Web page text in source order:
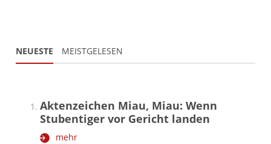
NEUESTE MEISTGELESEN
Aktenzeichen Miau, Miau: Wenn
Stubentiger vor Gericht landen
mehr